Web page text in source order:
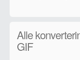
Alle
GIF